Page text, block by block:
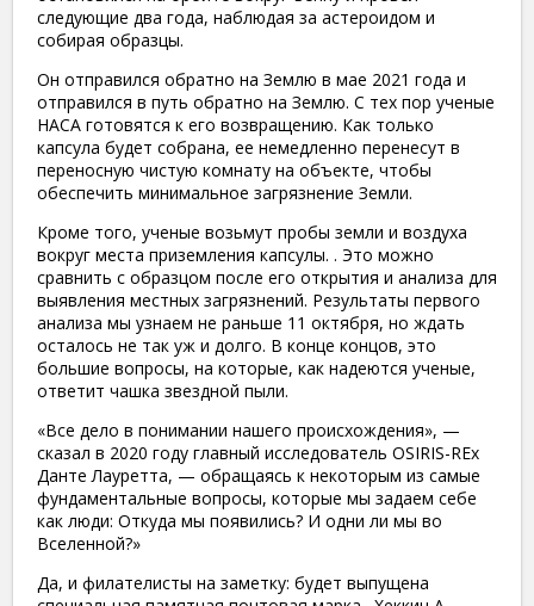
следующие два года, наблюдая за астероидом и
собирая образцы.
Он отправился обратно на Землю в мае 2021 года и
отправился в путь обратно на Землю. С тех пор ученые
НАСА готовятся к его возвращению. Как только
капсула будет собрана, ее немедленно перенесут в
переносную чистую комнату на объекте, чтобы
обеспечить минимальное загрязнение Земли.
Кроме того, ученые возьмут пробы земли и воздуха
вокруг места приземления капсулы. . Это можно
сравнить с образцом после его открытия и анализа для
выявления местных загрязнений. Результаты первого
анализа мы узнаем не раньше 11 октября, но ждать
осталось не так уж и долго. В конце концов, это
большие вопросы, на которые, как надеются ученые,
ответит чашка звездной пыли.
«Все дело в понимании нашего происхождения», —
сказал в 2020 году главный исследователь OSIRIS-REx
Данте Лауретта, — обращаясь к некоторым из самые
фундаментальные вопросы, которые мы задаем себе
как люди: Откуда мы появились? И одни ли мы во
Вселенной?»
Да, и филателисты на заметку: будет выпущена